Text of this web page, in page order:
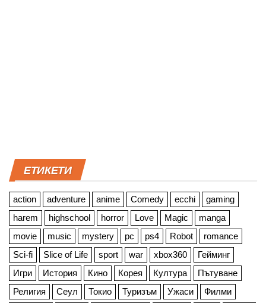
ЕТИКЕТИ
action adventure anime Comedy ecchi
gaming
harem
highschool horror Love Magic
manga
movie
music mystery pc ps4 Robot
romance
Sci-fi
Slice of Life sport war xbox360
Гейминг
Игри
История Кино Корея Култура
Пътуване
Религия
Сеул Токио Туризъм Ужаси Филми